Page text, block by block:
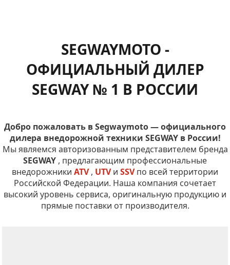
SEGWAYMOTO -
ОФИЦИАЛЬНЫЙ ДИЛЕР
SEGWAY № 1 В РОССИИ
Добро пожаловать в Segwaymoto — официального
дилера внедорожной техники SEGWAY в России!
Мы являемся авторизованным представителем бренда
SEGWAY , предлагающим профессиональные
внедорожники ATV, UTVи SSVпо всей территории
Российской Федерации. Наша компания сочетает
высокий уровень сервиса, оригинальную продукцию и
прямые поставки от производителя.